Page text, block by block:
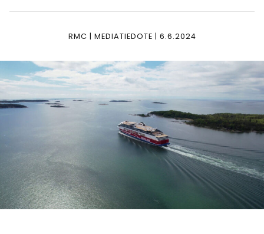
RMC | MEDIATIEDOTE | 6.6.2024